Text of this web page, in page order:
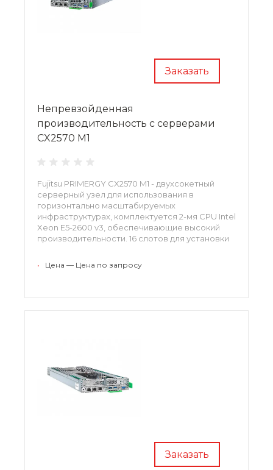
Заказать
Непревзойденная
производительность с серверами
CX2570 M1
Fujitsu PRIMERGY CX2570 M1 - двухсокетный
серверный узел для использования в
горизонтально масштабируемых
инфраструктурах, комплектуется 2-мя CPU Intel
Xeon E5-2600 v3, обеспечивающие высокий
производительности. 16 слотов для установки
способность и энергоэффективность.
• Цена — Цена по запросу
Заказать